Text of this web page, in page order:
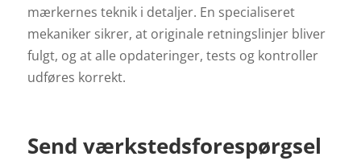
mærkernes teknik i detaljer. En specialiseret
mekaniker sikrer, at originale retningslinjer bliver
fulgt, og at alle opdateringer, tests og kontroller
udføres korrekt.
Send værkstedsforespørgsel